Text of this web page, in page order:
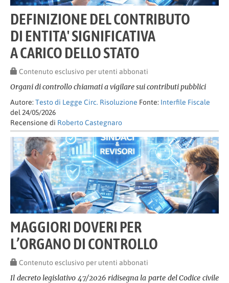
DEFINIZIONE DEL CONTRIBUTO
DI ENTITA' SIGNIFICATIVA
A CARICO DELLO STATO
Contenuto esclusivo per utenti abbonati
Organi di controllo chiamati a vigilare sui contributi pubblici
Autore: Testo di Legge Circ. Risoluzione Fonte: Interfile Fiscale
del 24/05/2026
Recensione di Roberto Castegnaro
MAGGIORI DOVERI PER
L’ORGANO DI CONTROLLO
Contenuto esclusivo per utenti abbonati
Il decreto legislativo 47/2026 ridisegna la parte del Codice civile